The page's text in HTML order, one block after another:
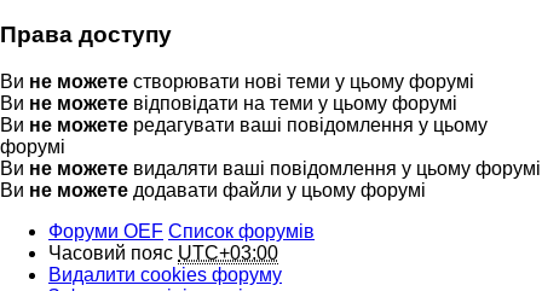
Права доступу
Ви не можете створювати нові теми у цьому форумі
Ви не можете відповідати на теми у цьому форумі
Ви не можете редагувати ваші повідомлення у цьому
форумі
Ви не можете видаляти ваші повідомлення у цьому форумі
Ви не можете додавати файли у цьому форумі
Форуми OEF Список форумів
Часовий пояс UTC+03:00
Видалити cookies форуму